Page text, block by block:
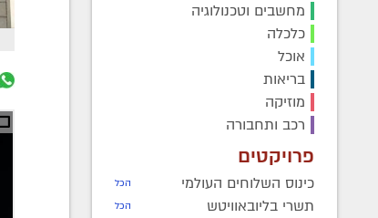
מחשבים וטכנולוגיה
כלכלה
אוכל
בריאות
מוזיקה
רכב ותחבורה
פרויקטים
כינוס השלוחים העולמי הכל
תשרי בליובאוויטש הכל